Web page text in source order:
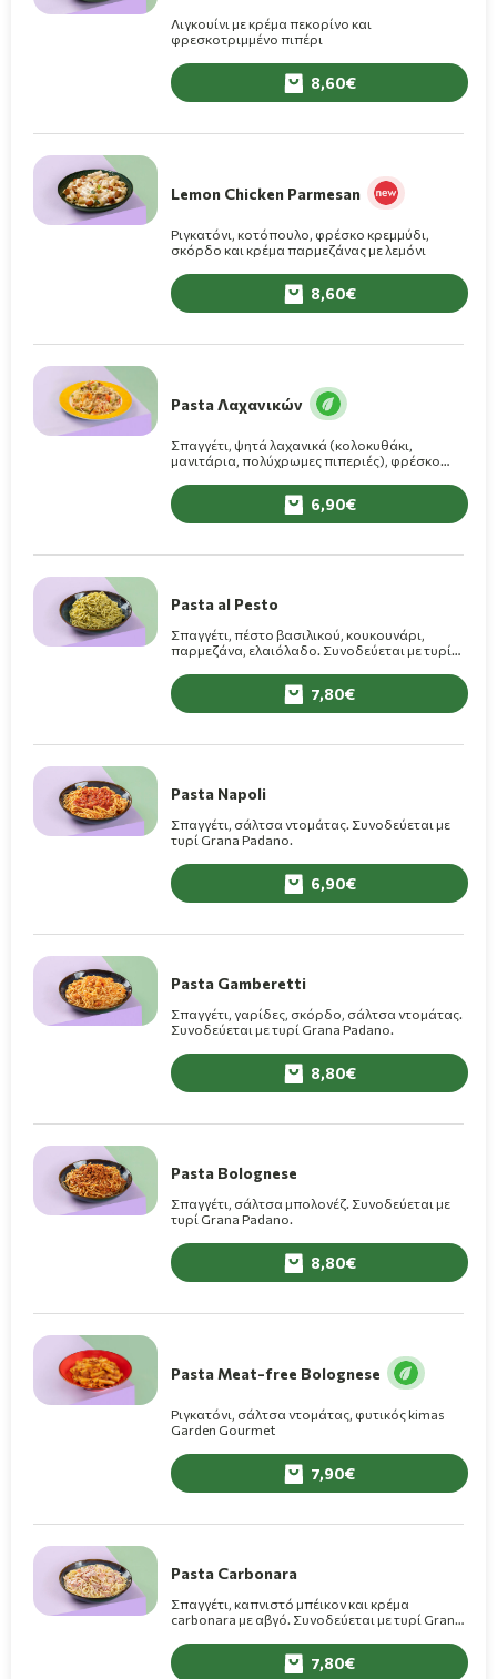
Λιγκουίνι με κρέμα πεκορίνο και
φρεσκοτριμμένο πιπέρι
8,60
Lemon Chicken Parmesan
Ριγκατόνι, κοτόπουλο, φρέσκο κρεμμύδι,
σκόρδο και κρέμα παρμεζάνας με λεμόνι
8,60
Pasta Λαχανικών
Σπαγγέτι, ψητά λαχανικά (κολοκυθάκι,
μανιτάρια, πολύχρωμες πιπεριές), φρέσκο
6,90
Pasta al Pesto
Σπαγγέτι, πέστο βασιλικού, κουκουνάρι,
παρμεζάνα, ελαιόλαδο. Συνοδεύεται με τυρί
7,80
Pasta Napoli
Σπαγγέτι, σάλτσα ντομάτας. Συνοδεύεται με
τυρί Grana Padano.
6,90
Pasta Gamberetti
Σπαγγέτι, γαρίδες, σκόρδο, σάλτσα ντομάτας.
Συνοδεύεται με τυρί Grana Padano.
8,80
Pasta Bolognese
Σπαγγέτι, σάλτσα μπολονέζ. Συνοδεύεται με
τυρί Grana Padano.
8,80
Pasta Meat-free Bolognese
Ριγκατόνι, σάλτσα ντομάτας, φυτικός kimas
Garden Gourmet
7,90
Pasta Carbonara
Σπαγγέτι, καπνιστό μπέικον και κρέμα
carbonara με αβγό. Συνοδεύεται με τυρί Grana
7,80